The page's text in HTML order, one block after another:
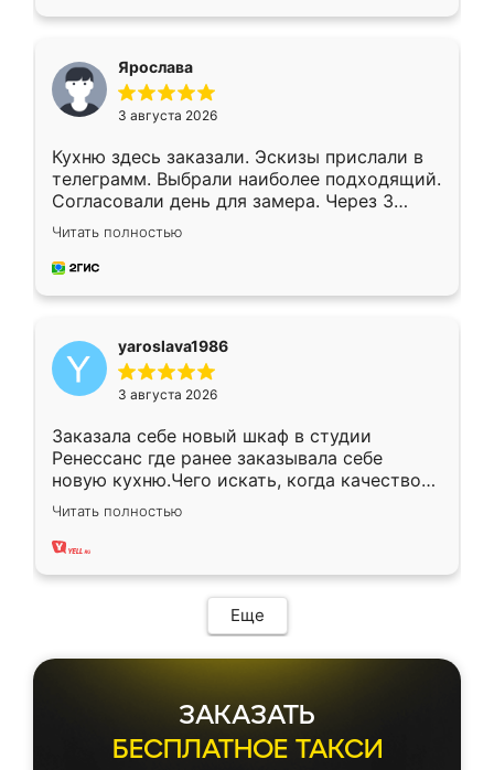
Ярослава
3 августа 2026
Кухню здесь заказали. Эскизы прислали в
телеграмм. Выбрали наиболее подходящий.
Согласовали день для замера. Через 3
недели кухня была уже готова. Остались
довольны работой. Спасибо Ренессанс
мебель за качественную работу!
Читать полностью
yaroslava1986
3 августа 2026
Заказала себе новый шкаф в студии
Ренессанс где ранее заказывала себе
новую кухню.Чего искать, когда качеством
вполне довольна. Служит кухня уже почти
два года, нареканий нет.
Читать полностью
Еще
ЗАКАЗАТЬ
БЕСПЛАТНОЕ ТАКСИ